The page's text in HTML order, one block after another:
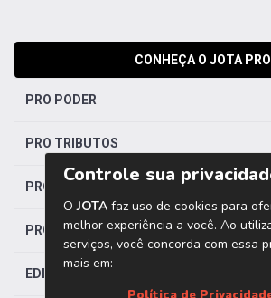
CONHEÇA O JOTA PRO
PRO PODER
PRO TRIBUTOS
PRO TRABALHISTA
PRO SAÚDE
EDITORIAS